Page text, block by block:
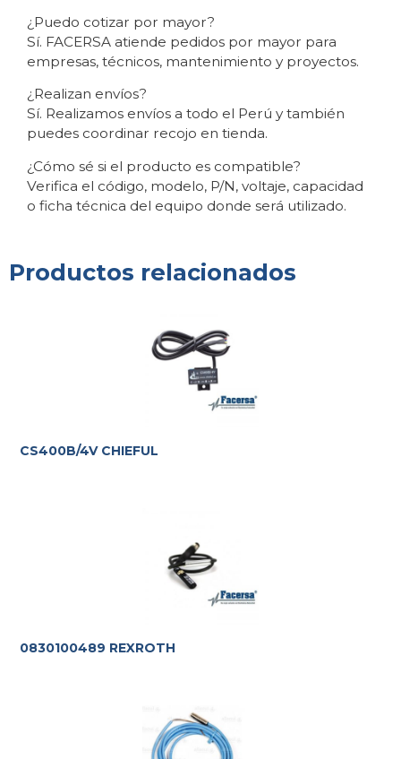
¿Puedo cotizar por mayor?
Sí. FACERSA atiende pedidos por mayor para
empresas, técnicos, mantenimiento y proyectos.
¿Realizan envíos?
Sí. Realizamos envíos a todo el Perú y también
puedes coordinar recojo en tienda.
¿Cómo sé si el producto es compatible?
Verifica el código, modelo, P/N, voltaje, capacidad
o ficha técnica del equipo donde será utilizado.
Productos relacionados
CS400B/4V CHIEFUL
0830100489 REXROTH